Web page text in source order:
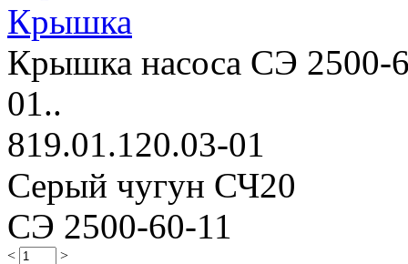
Крышка
Крышка насоса СЭ 2500-
01..
819.01.120.03-01
Серый чугун СЧ20
СЭ 2500-60-11
< >